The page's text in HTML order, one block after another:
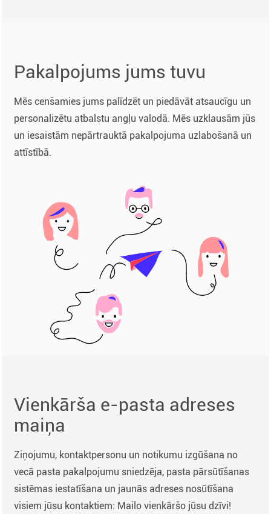
Pakalpojums jums tuvu
Mēs cenšamies jums palīdzēt un piedāvāt atsaucīgu un
personalizētu atbalstu angļu valodā. Mēs uzklausām jūs
un iesaistām nepārtrauktā pakalpojuma uzlabošanā un
attīstībā.
Vienkārša e-pasta adreses
maiņa
Ziņojumu, kontaktpersonu un notikumu izgūšana no
vecā pasta pakalpojumu sniedzēja, pasta pārsūtīšanas
sistēmas iestatīšana un jaunās adreses nosūtīšana
visiem jūsu kontaktiem: Mailo vienkāršo jūsu dzīvi!